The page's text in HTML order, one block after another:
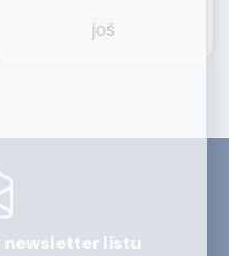
još
newsletter listu